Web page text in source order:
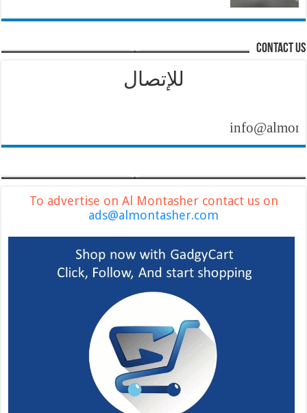
contact us
للإتصال
To advertise on Al Montasher contact us on
ads@almontasher.com